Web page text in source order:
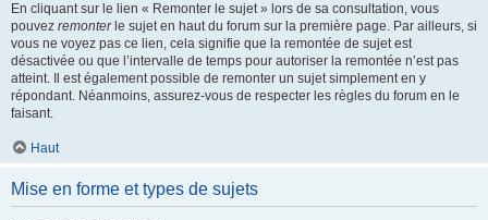
En cliquant sur le lien « Remonter le sujet » lors de sa consultation, vous
pouvez remonterle sujet en haut du forum sur la première page. Par ailleurs, si
vous ne voyez pas ce lien, cela signifie que la remontée de sujet est
désactivée ou que l’intervalle de temps pour autoriser la remontée n’est pas
atteint. Il est également possible de remonter un sujet simplement en y
répondant. Néanmoins, assurez-vous de respecter les règles du forum en le
faisant.
Haut
Mise en forme et types de sujets